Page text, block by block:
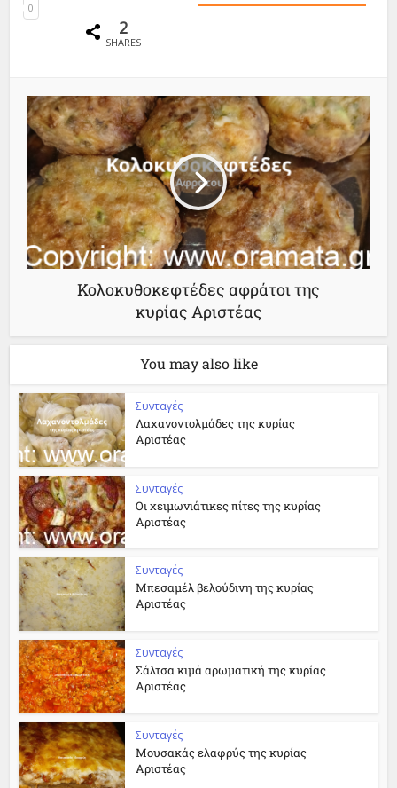
0
2
SHARES
Κολοκυθοκεφτέδες αφράτοι της
κυρίας Αριστέας
You may also like
Συνταγές
Λαχανοντολμάδες της κυρίας
Αριστέας
Συνταγές
Οι χειμωνιάτικες πίτες της κυρίας
Αριστέας
Συνταγές
Μπεσαμέλ βελούδινη της κυρίας
Αριστέας
Συνταγές
Σάλτσα κιμά αρωματική της κυρίας
Αριστέας
Συνταγές
Μουσακάς ελαφρύς της κυρίας
Αριστέας